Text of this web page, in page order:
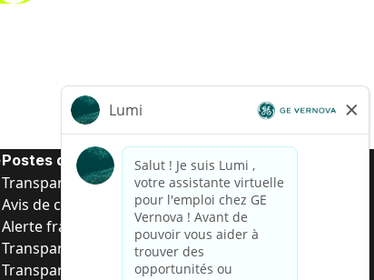
Postes de d’entrée
Transparence salariale US
Avis de confidentialité de candidat
Alerte fraude
Transparence salariale au Brésil (Relatório de
Transparência Salarial)